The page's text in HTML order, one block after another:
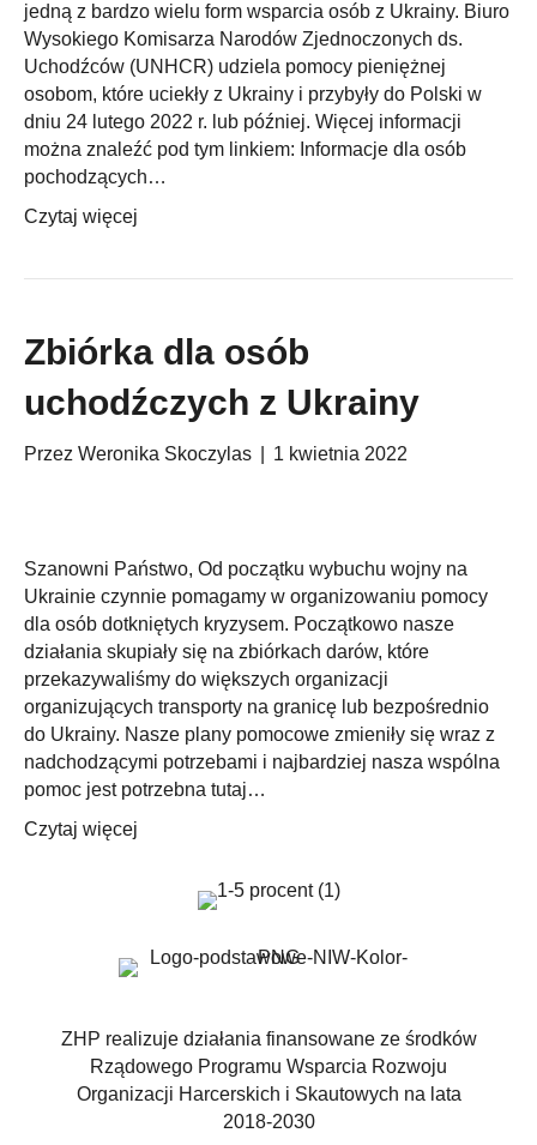
jedną z bardzo wielu form wsparcia osób z Ukrainy. Biuro
Wysokiego Komisarza Narodów Zjednoczonych ds.
Uchodźców (UNHCR) udziela pomocy pieniężnej
osobom, które uciekły z Ukrainy i przybyły do Polski w
dniu 24 lutego 2022 r. lub później. Więcej informacji
można znaleźć pod tym linkiem: Informacje dla osób
pochodzących…
Czytaj więcej
Zbiórka dla osób
uchodźczych z Ukrainy
Przez Weronika Skoczylas 1 kwietnia 2022
Szanowni Państwo, Od początku wybuchu wojny na
Ukrainie czynnie pomagamy w organizowaniu pomocy
dla osób dotkniętych kryzysem. Początkowo nasze
działania skupiały się na zbiórkach darów, które
przekazywaliśmy do większych organizacji
organizujących transporty na granicę lub bezpośrednio
do Ukrainy. Nasze plany pomocowe zmieniły się wraz z
nadchodzącymi potrzebami i najbardziej nasza wspólna
pomoc jest potrzebna tutaj…
Czytaj więcej
ZHP realizuje działania finansowane ze środków
Rządowego Programu Wsparcia Rozwoju
Organizacji Harcerskich i Skautowych na lata
2018-2030